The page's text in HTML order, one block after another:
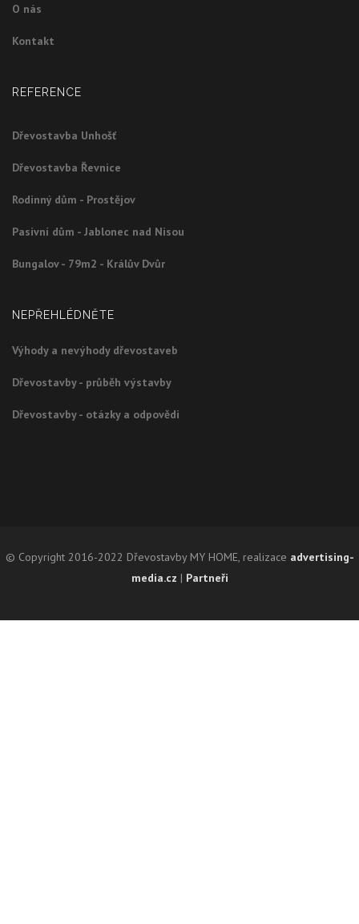
O nás
Kontakt
REFERENCE
Dřevostavba Unhošť
Dřevostavba Řevnice
Rodinný dům - Prostějov
Pasivní dům - Jablonec nad Nisou
Bungalov - 79m2 - Králův Dvůr
NEPŘEHLÉDNĚTE
Výhody a nevýhody dřevostaveb
Dřevostavby - průběh výstavby
Dřevostavby - otázky a odpovědi
© Copyright 2016-2022 Dřevostavby MY HOME, realizace advertising-
media.cz | Partneři